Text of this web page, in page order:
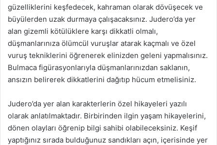
güzelliklerini keşfedecek, kahraman olarak dövüşecek ve
büyülerden uzak durmaya çalışacaksınız. Judero’da yer
alan gizemli kötülüklere karşı dikkatli olmalı,
düşmanlarınıza ölümcül vuruşlar atarak kaçmalı ve özel
vuruş tekniklerini öğrenerek elinizden geleni yapmalısınız.
Bulmaca figürasyonlarıyla düşmanlarınızdan saklanın,
ansızın belirerek dikkatlerini dağıtıp hücum etmelisiniz.
Judero’da yer alan karakterlerin özel hikayeleri yazılı
olarak anlatılmaktadır. Birbirinden ilgin yaşam hikayelerini,
dönen olayları öğrenip bilgi sahibi olabileceksiniz. Keşif
yaptığınız sırada bulduğunuz sandıkları açın, içerisinde yer